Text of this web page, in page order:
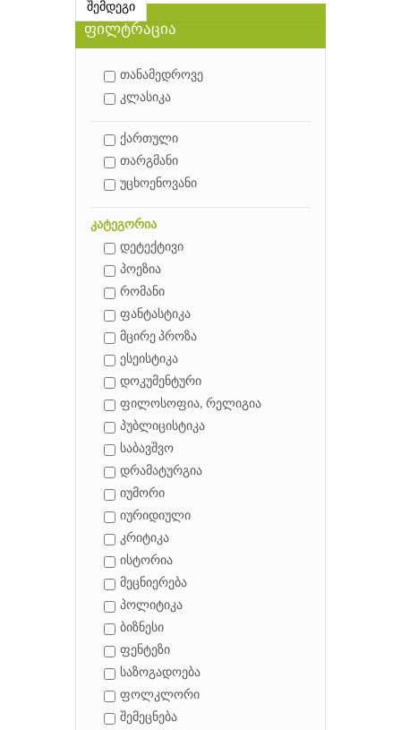
შემდეგი
ფილტრაცია
თანამედროვე
კლასიკა
ქართული
თარგმანი
უცხოენოვანი
კატეგორია
დეტექტივი
პოეზია
რომანი
ფანტასტიკა
მცირე პროზა
ესეისტიკა
დოკუმენტური
ფილოსოფია, რელიგია
პუბლიცისტიკა
საბავშვო
დრამატურგია
იუმორი
იურიდიული
კრიტიკა
ისტორია
მეცნიერება
პოლიტიკა
ბიზნესი
ფენტეზი
საზოგადოება
ფოლკლორი
შემეცნება